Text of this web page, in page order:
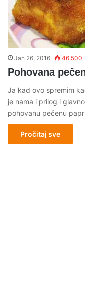
Jan 26, 2016 46,500
Pohovana
Ja kad ovo spremim
je nama i prilog i
pohovanu pečenu
Pročitaj sve